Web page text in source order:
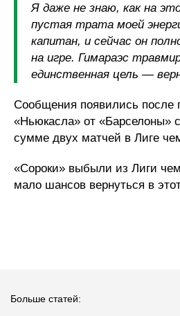
Я даже не знаю, как на
пустая трата моей
капитан, и сейчас он
на игре. Гимараэс
единственная цель —
Сообщения появились после
«Ньюкасла» от «Барселоны»
сумме двух матчей в Лиге
«Сороки» выбыли из Лиги
мало шансов вернуться в
Больше статей: